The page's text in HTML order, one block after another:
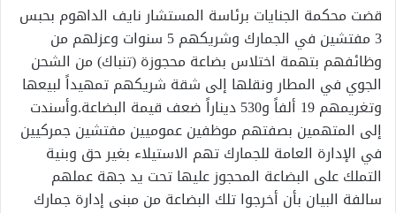
قضت محكمة الجنايات برئاسة المستشار نايف الداهوم بحبس
3 مفتشين في الجمارك وشريكهم 5 سنوات وعزلهم من
وظائفهم بتهمة اختلاس بضاعة محجوزة (تنباك) من الشحن
الجوي في المطار ونقلها إلى شقة شريكهم تمهيداً لبيعها
وتغريمهم 19 ألفاً و530 ديناراً ضعف قيمة البضاعة.وأسندت
إلى المتهمين بصفتهم موظفين عموميين مفتشين جمركيين
في الإدارة العامة للجمارك تهم الاستيلاء بغير حق وبنية
التملك على البضاعة المحجوز عليها تحت يد جهة عملهم
سالفة البيان بأن أخرجوا تلك البضاعة من مبنى إدارة جمارك